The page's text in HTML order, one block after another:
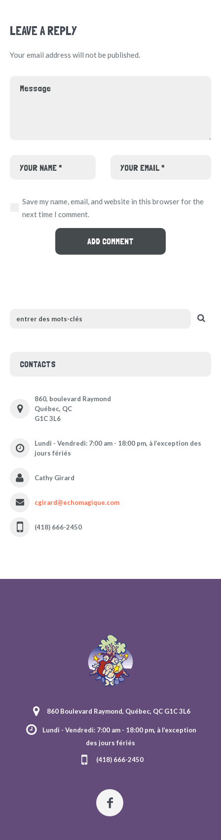
LEAVE A REPLY
Your email address will not be published.
Save my name, email, and website in this browser for the
next time I comment.
CONTACTS
860, boulevard Raymond
Québec, QC
G1C 3L6
Lundi - Vendredi: 7:00 am - 18:00 pm, à l’exception des
jours fériés
Cathy Girard
cgirard@echomagique.com
(418) 666-2450
860 Boulevard Raymond, Québec, QC G1C 3L6
Lundi - Vendredi: 7:00 am - 18:00 pm, à l’exception
des jours fériés
(418) 666-2450